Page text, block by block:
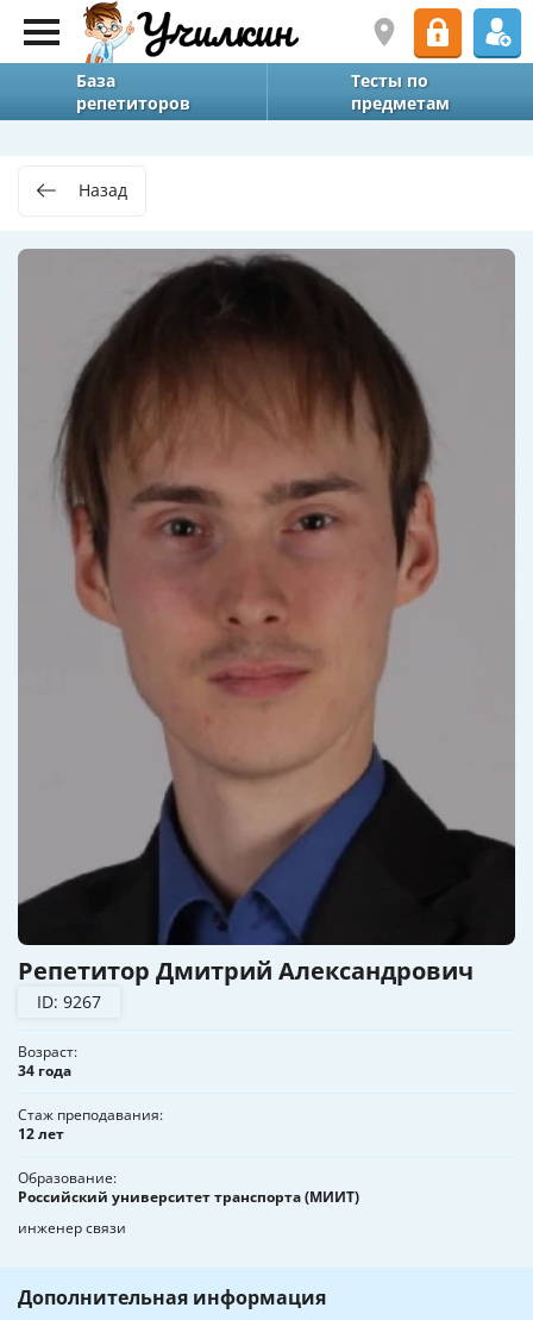
База
репетиторов
Тесты по
предметам
Назад
Репетитор Дмитрий Александрович
ID: 9267
Возраст
34 года
Стаж преподавания
12 лет
Образование
Российский университет транспорта (МИИТ)
инженер связи
Дополнительная информация